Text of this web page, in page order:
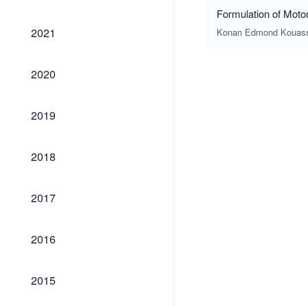
2021
2021
2020
2020
2019
2019
2018
2018
2017
2017
2016
2016
2015
2015
Formulation of
Konan Edmond